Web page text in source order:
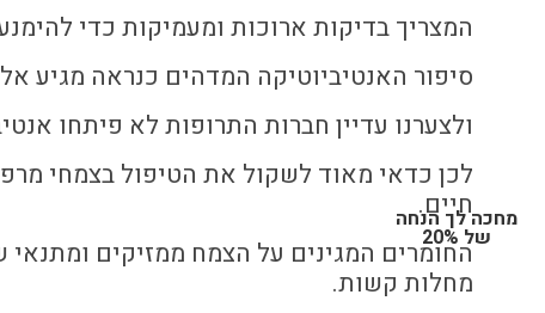
המצריך בדיקות ארוכות ומעמיקות כדי
סיפור האנטיביוטיקה המדהים כנראה מגיע
ולצערנו עדיין חברות התרופות לא פיתחו
לכן כדאי מאוד לשקול את הטיפול בצמחי
חיים.
החומרים המגינים על הצמח ממזיקים
מחלות קשות.
מחכה לך הנחה
של 20%